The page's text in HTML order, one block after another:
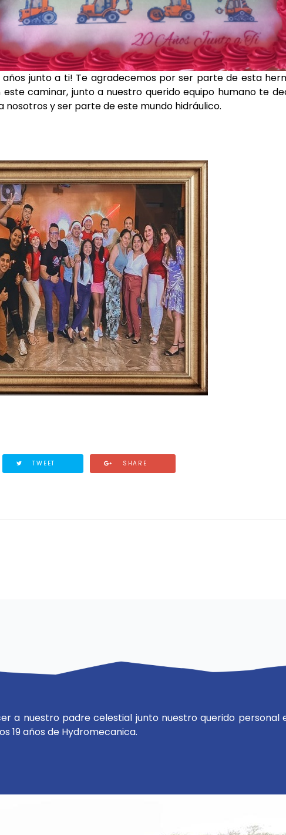
años junto a ti! Te agradecemos por ser parte de esta
caminar, junto a nuestro querido equipo humano te
nosotros y ser parte de este mundo hidráulico.
TWEET SHARE
a nuestro padre celestial junto nuestro querido personal
19 años de Hydromecanica.